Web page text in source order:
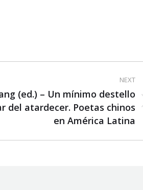
NEXT
(ed.) – Un mínimo destello
del atardecer. Poetas chinos
en América Latina